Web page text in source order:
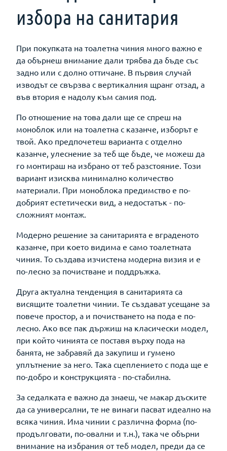
избора на санитария
При покупката на тоалетна чиния много важно е
да обърнеш внимание дали трябва да бъде със
задно или с долно оттичане. В първия случай
изводът се свързва с вертикалния щранг отзад, а
във втория е надолу към самия под.
По отношение на това дали ще се спреш на
моноблок или на тоалетна с казанче, изборът е
твой. Ако предпочетеш варианта с отделно
казанче, улеснение за теб ще бъде, че можеш да
го монтираш на избрано от теб разстояние. Този
вариант изисква минимално количество
материали. При моноблока предимство е по-
добрият естетически вид, а недостатък - по-
сложният монтаж.
Модерно решение за санитарията е вграденото
казанче, при което видима е само тоалетната
чиния. То създава изчистена модерна визия и е
по-лесно за почистване и поддръжка.
Друга актуална тенденция в санитарията са
висящите тоалетни чинии. Те създават усещане за
повече простор, а и почистването на пода е по-
лесно. Ако все пак държиш на класически модел,
при който чинията се поставя върху пода на
банята, не забравяй да закупиш и гумено
уплътнение за него. Така сцеплението с пода ще е
по-добро и конструкцията - по-стабилна.
За седалката е важно да знаеш, че макар дъските
да са универсални, те не винаги пасват идеално на
всяка чиния. Има чинии с различна форма (по-
продълговати, по-овални и т.н.), така че обърни
внимание на избрания от теб модел, преди да се